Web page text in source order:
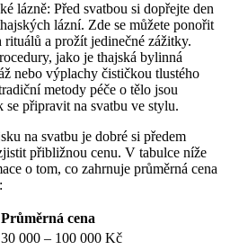
lázně: Před svatbou si dopřejte den
lázní. Zde se můžete ponořit
a prožít jedinečné zážitky.
jako je thajská bylinná
nebo výplachy čističkou tlustého
metody péče o tělo jsou
se připravit na svatbu ve stylu.
na svatbu je dobré si předem
přibližnou cenu. V tabulce níže
o tom, co zahrnuje průměrná cena
Průměrná cena
30 000 – 100 000 Kč